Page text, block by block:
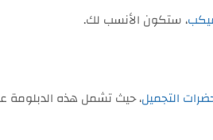
، ستكون الأنسب لك.
التجميل، حيث تشمل هذه الدبلومة